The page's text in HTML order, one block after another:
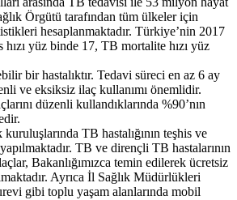
Örgütü tarafından tüm ülkeler için
hesaplanmaktadır. Türkiye’nin 2017
yüz binde 17, TB mortalite hızı yüz
bir hastalıktır. Tedavi süreci en az 6 ay
ve eksiksiz ilaç kullanımı önemlidir.
düzenli kullandıklarında %90’nın
TB hastalığının teşhis ve
TB ve dirençli TB hastalarının
Bakanlığımızca temin edilerek ücretsiz
Ayrıca İl Sağlık Müdürlükleri
gibi toplu yaşam alanlarında mobil